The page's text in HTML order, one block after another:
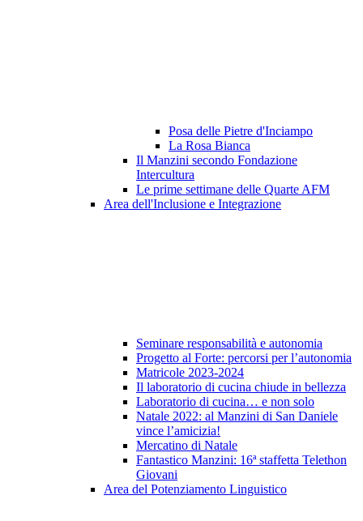
Posa delle Pietre d'Inciampo
La Rosa Bianca
Il Manzini secondo Fondazione
Intercultura
Le prime settimane delle Quarte AFM
Area dell'Inclusione e Integrazione
Seminare responsabilità e autonomia
Progetto al Forte: percorsi per l’autonomia
Matricole 2023-2024
Il laboratorio di cucina chiude in bellezza
Laboratorio di cucina… e non solo
Natale 2022: al Manzini di San Daniele
vince l’amicizia!
Mercatino di Natale
Fantastico Manzini: 16ª staffetta Telethon
Giovani
Area del Potenziamento Linguistico